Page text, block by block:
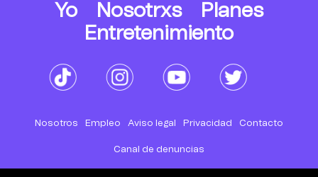
Yo Nosotrxs
Planes
Entretenimiento
Nosotros Empleo Aviso legal Privacidad Contacto
Canal de denuncias